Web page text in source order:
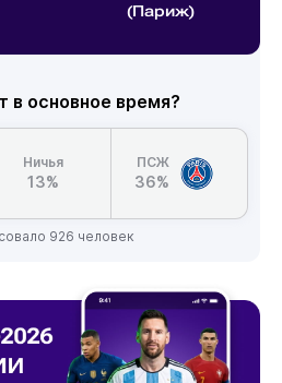
(Париж)
в основное время?
Ничья
13%
ПСЖ
36%
926 человек